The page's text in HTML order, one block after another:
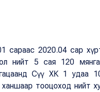
сараас 2020.04 сар
нийт 5 сая 120
Сүү ХК 1 удаа
тооцоход нийт